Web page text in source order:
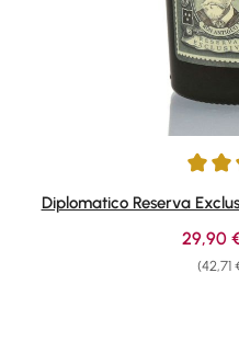
Durchschnittliche
Diplomatico Reserva
(42,71
29,90